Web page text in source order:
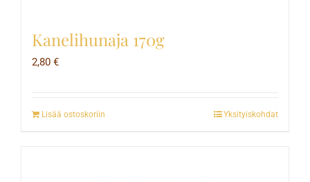
Kanelihunaja 170g
2,80 €
Lisää ostoskoriin Yksityiskohdat